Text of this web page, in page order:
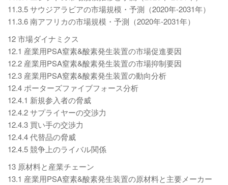
11.3.5 サウジアラビアの市場規模・予測（2020年-2031年）
11.3.6 南アフリカの市場規模・予測（2020年-2031年）
12 市場ダイナミクス
12.1 産業用PSA窒素&酸素発生装置の市場促進要因
12.2 産業用PSA窒素&酸素発生装置の市場抑制要因
12.3 産業用PSA窒素&酸素発生装置の動向分析
12.4 ポーターズファイブフォース分析
12.4.1 新規参入者の脅威
12.4.2 サプライヤーの交渉力
12.4.3 買い手の交渉力
12.4.4 代替品の脅威
12.4.5 競争上のライバル関係
13 原材料と産業チェーン
13.1 産業用PSA窒素&酸素発生装置の原材料と主要メーカー